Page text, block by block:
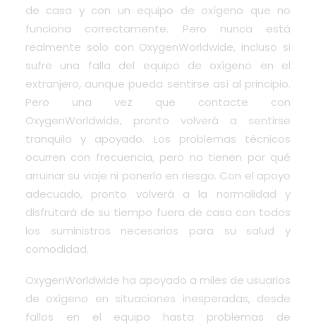
de casa y con un equipo de oxígeno que no
funciona correctamente. Pero nunca está
realmente solo con OxygenWorldwide, incluso si
sufre una falla del equipo de oxígeno en el
extranjero, aunque pueda sentirse así al principio.
Pero una vez que contacte con
OxygenWorldwide, pronto volverá a sentirse
tranquilo y apoyado. Los problemas técnicos
ocurren con frecuencia, pero no tienen por qué
arruinar su viaje ni ponerlo en riesgo. Con el apoyo
adecuado, pronto volverá a la normalidad y
disfrutará de su tiempo fuera de casa con todos
los suministros necesarios para su salud y
comodidad.
OxygenWorldwide ha apoyado a miles de usuarios
de oxígeno en situaciones inesperadas, desde
fallos en el equipo hasta problemas de